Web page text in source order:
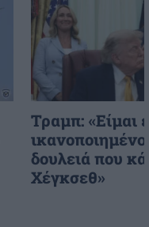
Τραμπ: «Είμαι
δουλειά που
Χέγκσεθ»